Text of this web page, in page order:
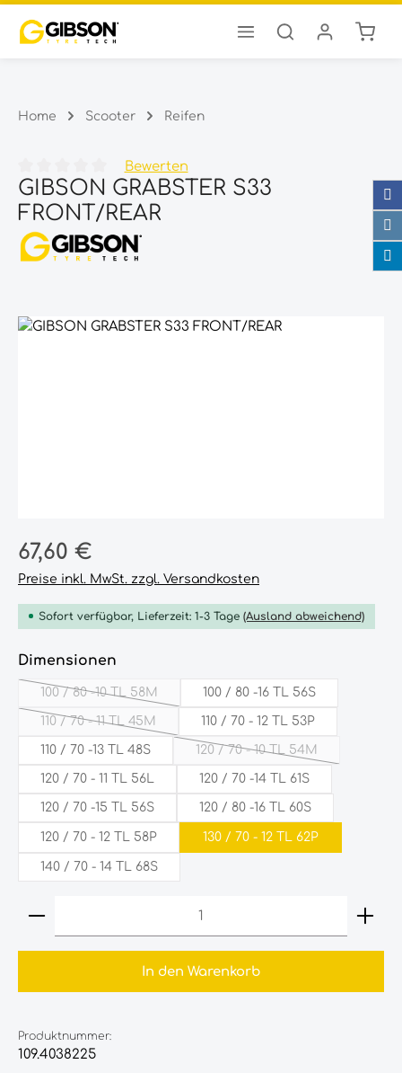
Zum Hauptinhalt springen
Home Scooter Reifen
Durchschnittliche Bewertung von 0 von 5 Sternen
Bewerten
GIBSON GRABSTER S33
FRONT/REAR
Bildergalerie überspringen
Regulärer Preis:
67,60 €
Preise inkl. MwSt. zzgl. Versandkosten
Sofort verfügbar, Lieferzeit: 1-3 Tage (Ausland abweichend)
Dimensionen
100 / 80 -10 TL 58M
(Diese Option ist zurzeit nicht verfügbar.)
100 / 80 -16 TL 56S
110 / 70 - 11 TL 45M
(Diese Option ist zurzeit nicht verfügbar.)
110 / 70 - 12 TL 53P
110 / 70 -13 TL 48S 120 / 70 - 10 TL 54M
(Diese Option ist zurzeit
120 / 70 - 11 TL 56L 120 / 70 -14 TL 61S
120 / 70 -15 TL 56S 120 / 80 -16 TL 60S
120‎ /‎ 70‎ - 12 TL 58P 130 / 70 - 12 TL 62P
140 / 70 - 14 TL 68S
Produkt Anzahl: Gib den gewünschten Wert
In den Warenkorb
Produktnummer:
109.4038225